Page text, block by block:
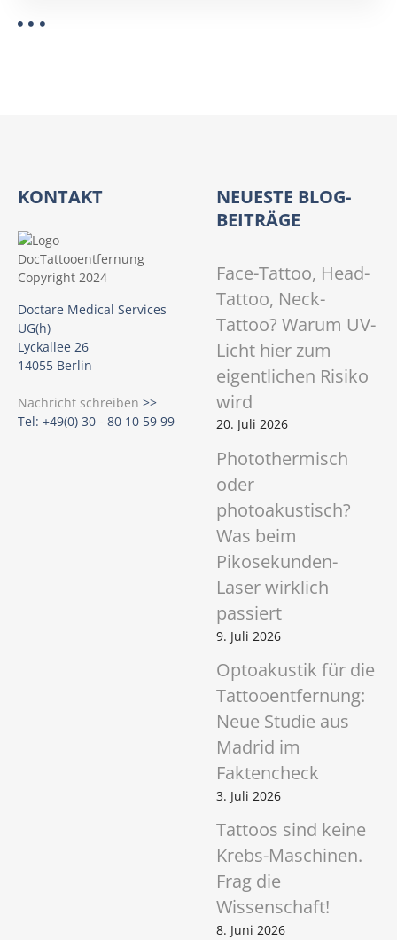
KONTAKT
Doctare Medical Services
UG(h)
Lyckallee 26
14055 Berlin
Nachricht schreiben >>
Tel: +49(0) 30 - 80 10 59 99
NEUESTE BLOG-
BEITRÄGE
Face-Tattoo, Head-
Tattoo, Neck-
Tattoo? Warum UV-
Licht hier zum
eigentlichen Risiko
wird
20. Juli 2026
Photothermisch
oder
photoakustisch?
Was beim
Pikosekunden-
Laser wirklich
passiert
9. Juli 2026
Optoakustik für die
Tattooentfernung:
Neue Studie aus
Madrid im
Faktencheck
3. Juli 2026
Tattoos sind keine
Krebs-Maschinen.
Frag die
Wissenschaft!
8. Juni 2026